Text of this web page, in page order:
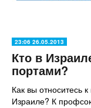
23:06 26.05.2013
Кто в
портами?
Как вы относитесь
Израиле? К